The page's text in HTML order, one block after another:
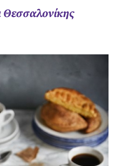
Θεσσαλονίκης